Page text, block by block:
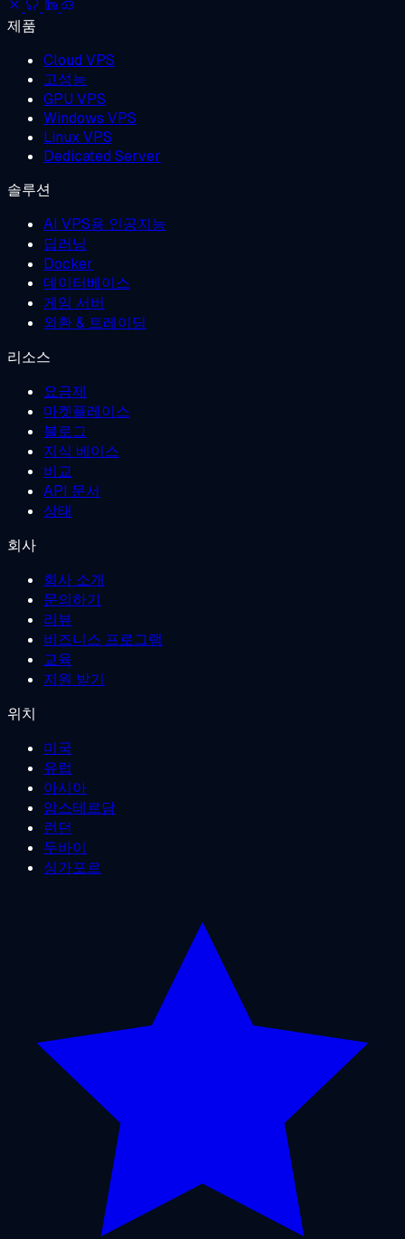
제품
Cloud VPS
고성능
GPU VPS
Windows VPS
Linux VPS
Dedicated Server
솔루션
AI VPS용 인공지능
딥러닝
Docker
데이터베이스
게임 서버
외환 & 트레이딩
리소스
요금제
마켓플레이스
블로그
지식 베이스
비교
API 문서
상태
회사
회사 소개
문의하기
리뷰
비즈니스 프로그램
교육
지원 받기
위치
미국
유럽
아시아
암스테르담
런던
두바이
싱가포르